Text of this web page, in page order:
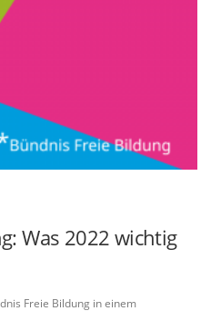
Was 2022 wichtig
Freie Bildung in einem